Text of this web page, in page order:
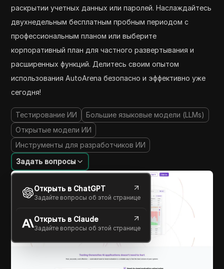
раскрытии учетных данных или паролей. Наслаждайтесь
двухнедельным бесплатным пробным периодом с
профессиональным планом или выберите
корпоративный план для частного развертывания и
расширенных функций. Делитесь своим опытом
использования AutoArena безопасно и эффективно уже
сегодня!
Тестирование ИИ
Большие языковые модели (LLMs)
Открытые модели ИИ
Инструменты для разработчиков ИИ
Задать вопросы
Открыть в ChatGPT
Задайте вопросы об этой странице
Открыть в Claude
Задайте вопросы об этой странице